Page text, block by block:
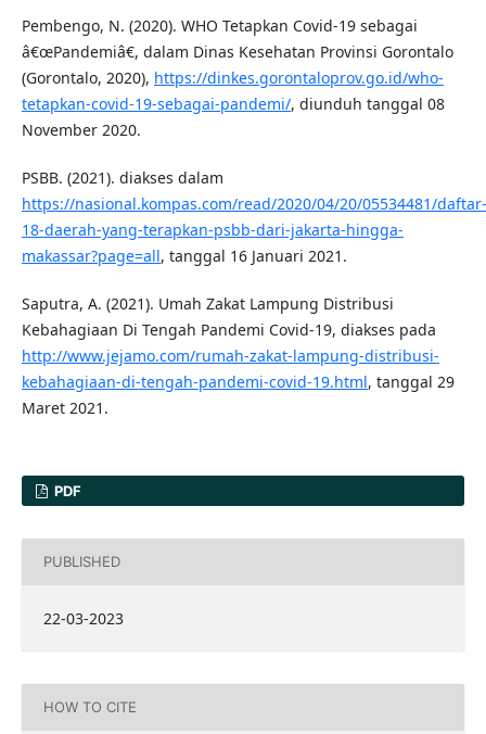
Pembengo, N. (2020). WHO Tetapkan Covid-19 sebagai
â€œPandemiâ€, dalam Dinas Kesehatan Provinsi Gorontalo
(Gorontalo, 2020), https://dinkes.gorontaloprov.go.id/who-
tetapkan-covid-19-sebagai-pandemi/, diunduh tanggal 08
November 2020.
PSBB. (2021). diakses dalam
https://nasional.kompas.com/read/2020/04/20/05534481/daftar-
18-daerah-yang-terapkan-psbb-dari-jakarta-hingga-
makassar?page=all, tanggal 16 Januari 2021.
Saputra, A. (2021). Umah Zakat Lampung Distribusi
Kebahagiaan Di Tengah Pandemi Covid-19, diakses pada
http://www.jejamo.com/rumah-zakat-lampung-distribusi-
kebahagiaan-di-tengah-pandemi-covid-19.html, tanggal 29
Maret 2021.
PDF
PUBLISHED
22-03-2023
HOW TO CITE